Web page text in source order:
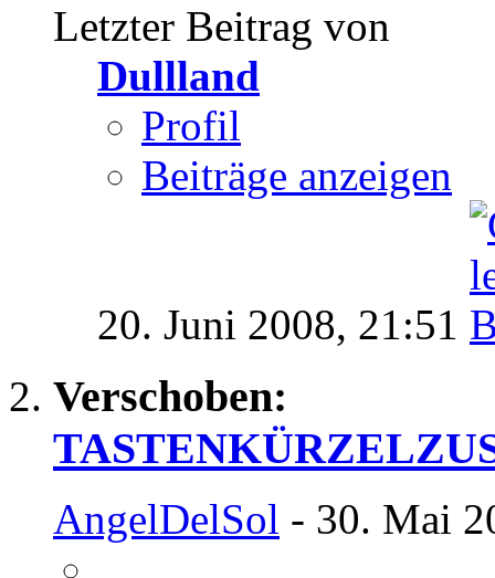
Letzter Beitrag von
Dullland
Profil
Beiträge anzeigen
20. Juni 2008, 21:51
Verschoben:
AngelDelSol - 30. Mai